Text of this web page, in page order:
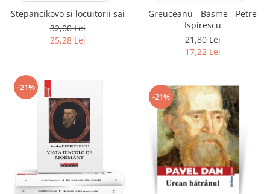
Stepancikovo si locuitorii sai
32,00 Lei
25,28 Lei
Greuceanu - Basme - Petre
Ispirescu
21,80 Lei
17,22 Lei
-21%
-21%